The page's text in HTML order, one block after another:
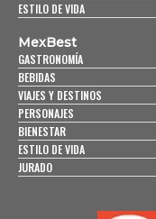
ESTILO DE VIDA
MexBest
GASTRONOMÍA
BEBIDAS
VIAJES Y DESTINOS
PERSONAJES
BIENESTAR
ESTILO DE VIDA
JURADO